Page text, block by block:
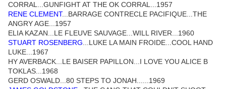
CORRAL...GUNFIGHT AT THE OK CORRAL...1957
RENE CLEMENT...BARRAGE CONTRECLE PACIFIQUE...THE
ANGRY AGE...1957
ELIA KAZAN...LE FLEUVE SAUVAGE...WILL RIVER...1960
STUART ROSENBERG ...LUKE LA MAIN FROIDE...COOL HAND
LUKE...1967
HY AVERBACK...LE BAISER PAPILLON...I LOVE YOU ALICE B
TOKLAS...1968
GERD OSWALD...80 STEPS TO JONAH......1969